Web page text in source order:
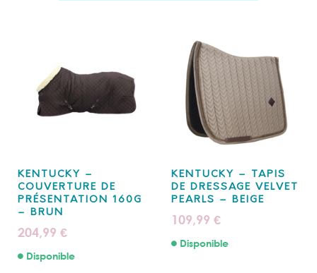
KENTUCKY –
COUVERTURE DE
PRÉSENTATION 160G
– BRUN
204,99 €
Disponible
KENTUCKY – TAPIS
DE DRESSAGE VELVET
PEARLS – BEIGE
109,99 €
Disponible